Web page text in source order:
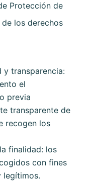
Protección de
los derechos
y transparencia:
el
previa
transparente de
recogen los
finalidad: los
con fines
legítimos.